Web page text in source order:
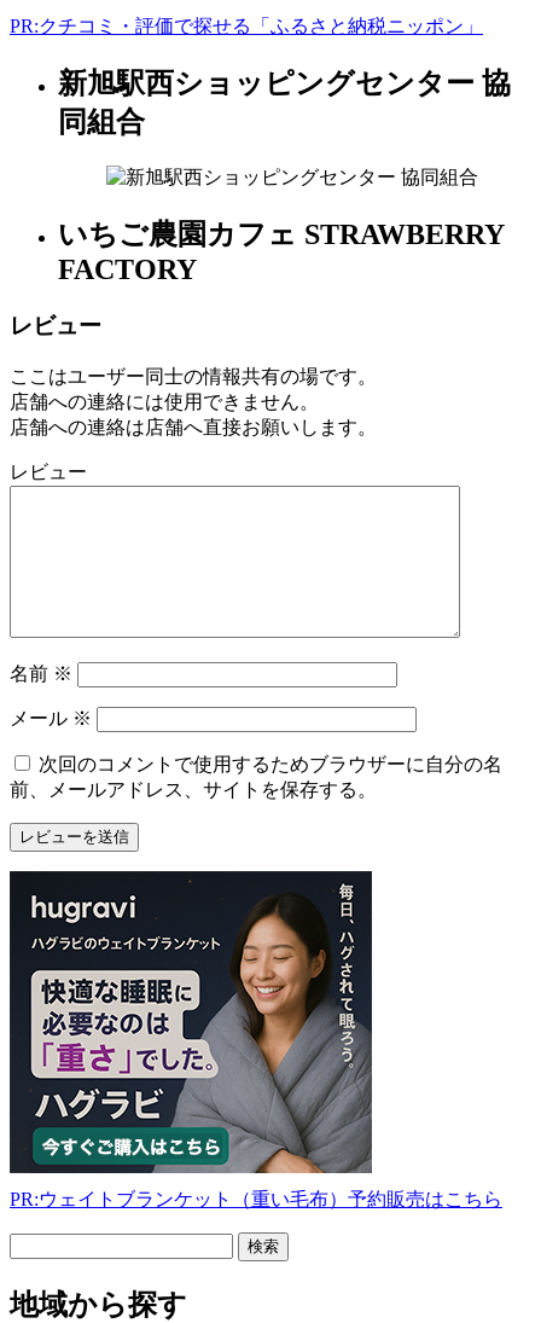
9:00-
PR:クチコミ・評価で探せる「ふるさと納税ニッポン」
滋
賀
県
8
17
日
2022
8
直
所
新旭駅西ショッピングセンター 協
同組合
いちご農園カフェ STRAWBERRY
FACTORY
レビュー
ここはユーザー同士の情報共有の場です。
店舗への連絡には使用できません。
店舗への連絡は店舗へ直接お願いします。
レビュー
名前 ※
メール ※
次回のコメントで使用するためブラウザーに自分の名
前、メールアドレス、サイトを保存する。
PR:ウェイトブランケット（重い毛布）予約販売はこちら
ー
検
地域から探す